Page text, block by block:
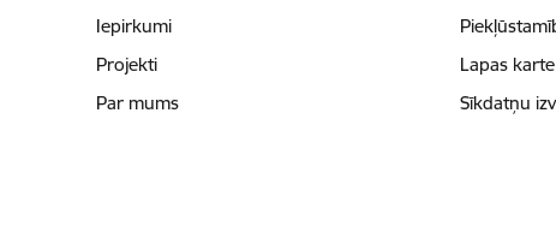
Iepirkumi
Projekti
Par mums
Lapas karte
Sīkdatņu